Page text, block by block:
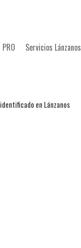
Servicios Lánzanos
en Lánzanos